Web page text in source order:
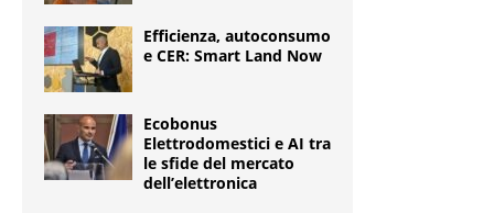
Efficienza, autoconsumo
e CER: Smart Land Now
Ecobonus
Elettrodomestici e AI tra
le sfide del mercato
dell’elettronica